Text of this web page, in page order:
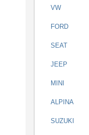
VW
FORD
SEAT
JEEP
MINI
ALPINA
SUZUKI